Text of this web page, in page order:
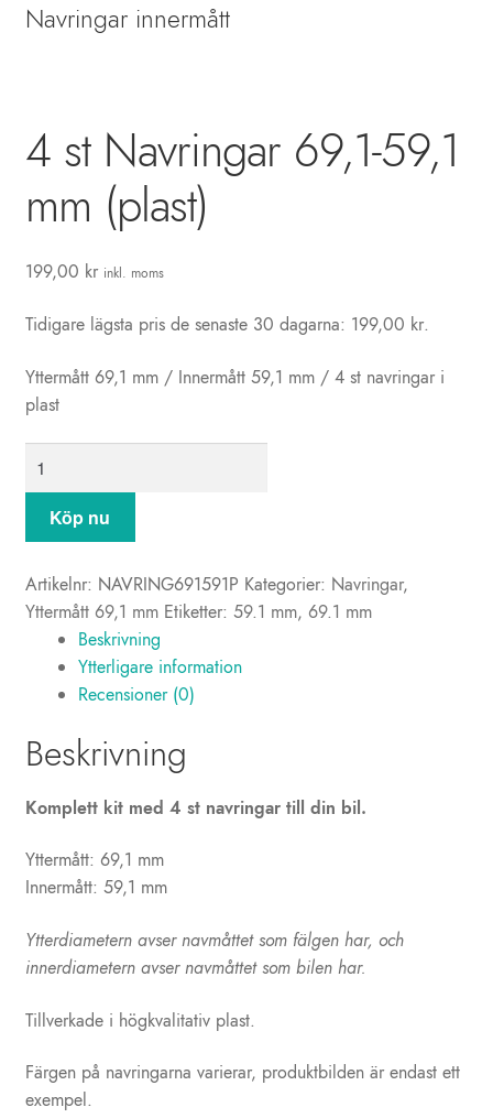
Info
Blogg
4 st Navringar 69,1-59,1
mm (plast)
199,00 kr inkl. moms
Tidigare lägsta pris de senaste 30 dagarna: 199,00 kr.
Yttermått 69,1 mm / Innermått 59,1 mm / 4 st navringar i
plast
Navringar
69,1-
mm
(plast)
mängd
Köp nu
Artikelnr: NAVRING691591P Kategorier: Navringar,
Yttermått 69,1 mm Etiketter: 59.1 mm, 69.1 mm
Beskrivning
Ytterligare information
Recensioner (0)
Beskrivning
Komplett kit med 4 st navringar till din bil.
Yttermått: 69,1 mm
Innermått: 59,1 mm
Ytterdiametern avser navmåttet som fälgen har, och
innerdiametern avser navmåttet som bilen har.
Tillverkade i högkvalitativ plast.
Färgen på navringarna varierar, produktbilden är endast ett
exempel.
Navringar innermått